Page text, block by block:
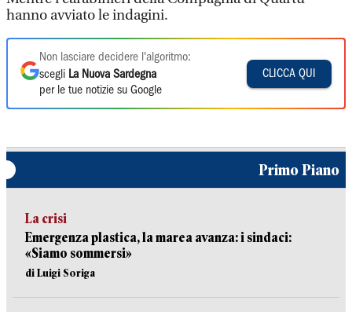
hanno avviato le indagini.
Non lasciare decidere l'algoritmo:
scegli La Nuova Sardegna
per le tue notizie su Google
CLICCA QUI
Primo Piano
La crisi
Emergenza plastica, la marea avanza: i sindaci:
«Siamo sommersi»
di Luigi Soriga